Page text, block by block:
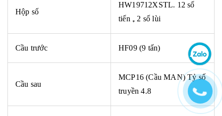
Hộp số
HW19712XSTL. 12 số
tiến ₊ 2 số lùi
Cầu trước HF09 (9 tấn)
Cầu sau
MCP16 (Cầu MAN)Tỷ số
truyền 4.8